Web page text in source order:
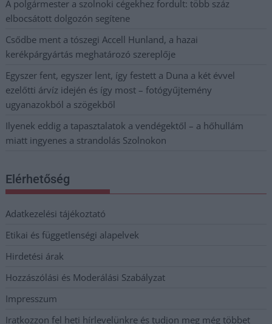
A polgármester a szolnoki cégekhez fordult: több száz
elbocsátott dolgozón segítene
Csődbe ment a tószegi Accell Hunland, a hazai
kerékpárgyártás meghatározó szereplője
Egyszer fent, egyszer lent, így festett a Duna a két évvel
ezelőtti árvíz idején és így most – fotógyűjtemény
ugyanazokból a szögekből
Ilyenek eddig a tapasztalatok a vendégektől – a hőhullám
miatt ingyenes a strandolás Szolnokon
Elérhetőség
Adatkezelési tájékoztató
Etikai és függetlenségi alapelvek
Hirdetési árak
Hozzászólási és Moderálási Szabályzat
Impresszum
Iratkozzon fel heti hírlevelünkre és tudjon meg még többet